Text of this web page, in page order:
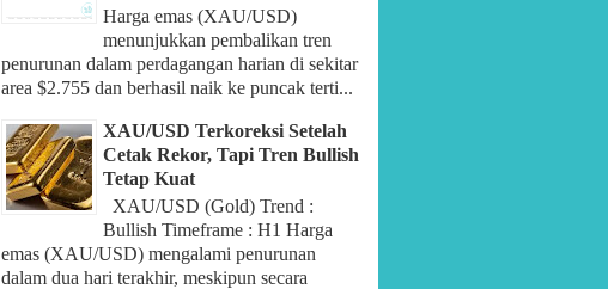
Harga emas (XAU/USD)
menunjukkan pembalikan tren
penurunan dalam perdagangan harian di sekitar
area $2.755 dan berhasil naik ke puncak terti...
XAU/USD Terkoreksi Setelah
Cetak Rekor, Tapi Tren Bullish
Tetap Kuat
XAU/USD (Gold) Trend :
Bullish Timeframe : H1 Harga
emas (XAU/USD) mengalami penurunan
dalam dua hari terakhir, meskipun secara